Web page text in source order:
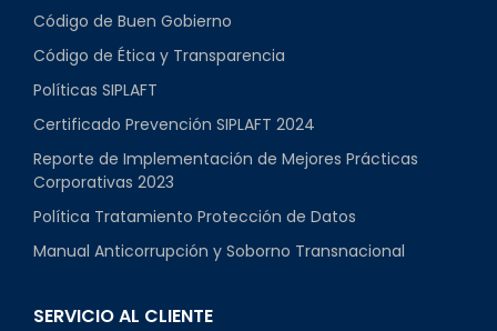
Código de Buen Gobierno
Código de Ética y Transparencia
Políticas SIPLAFT
Certificado Prevención SIPLAFT 2024
Reporte de Implementación de Mejores Prácticas
Corporativas 2023
Política Tratamiento Protección de Datos
Manual Anticorrupción y Soborno Transnacional
SERVICIO AL CLIENTE